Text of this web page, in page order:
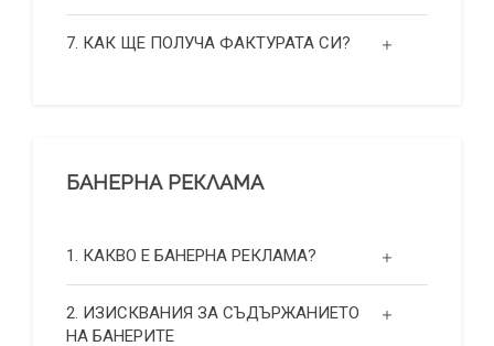
7. КАК ЩЕ ПОЛУЧА ФАКТУРАТА СИ?
БАНЕРНА РЕКЛАМА
1. КАКВО Е БАНЕРНА РЕКЛАМА?
2. ИЗИСКВАНИЯ ЗА СЪДЪРЖАНИЕТО
НА БАНЕРИТЕ